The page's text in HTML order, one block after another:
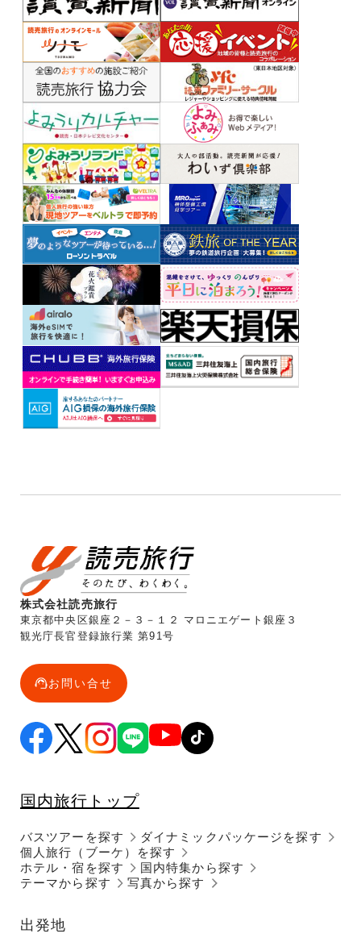
株式会社読売旅行
東京都中央区銀座２－３－１２ マロニエゲート銀座３
観光庁長官登録旅行業 第91号
お問い合せ
国内旅行トップ
バスツアーを探す
個人旅行（ブーケ）を探す
ダイナミックパッケージを探す
ホテル・宿を探す
国内特集から探す
テーマから探す
写真から探す
出発地